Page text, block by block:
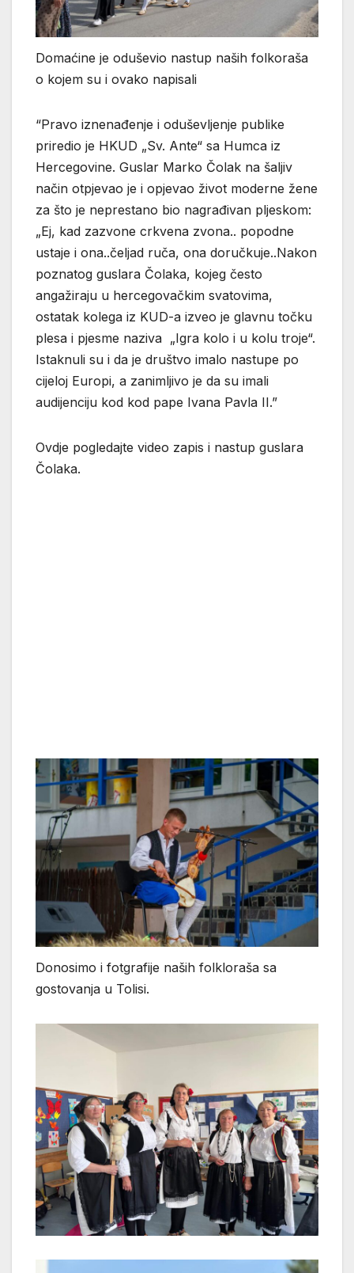
Domaćine je oduševio nastup naših folkoraša
o kojem su i ovako napisali
“Pravo iznenađenje i oduševljenje publike
priredio je HKUD „Sv. Ante“ sa Humca iz
Hercegovine. Guslar Marko Čolak na šaljiv
način otpjevao je i opjevao život moderne žene
za što je neprestano bio nagrađivan pljeskom:
„Ej, kad zazvone crkvena zvona.. popodne
ustaje i ona..čeljad ruča, ona doručkuje..Nakon
poznatog guslara Čolaka, kojeg često
angažiraju u hercegovačkim svatovima,
ostatak kolega iz KUD-a izveo je glavnu točku
plesa i pjesme naziva „Igra kolo i u kolu troje“.
Istaknuli su i da je društvo imalo nastupe po
cijeloj Europi, a zanimljivo je da su imali
audijenciju kod kod pape Ivana Pavla II.”
Ovdje pogledajte video zapis i nastup guslara
Čolaka.
Donosimo i fotgrafije naših folkloraša sa
gostovanja u Tolisi.